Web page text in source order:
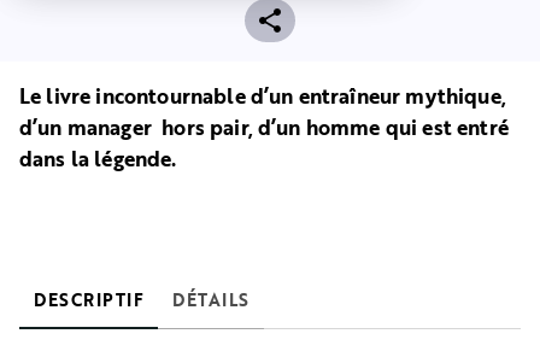
Le livre incontournable d’un entraîneur mythique,
d’un manager hors pair, d’un homme qui est entré
dans la légende.
DESCRIPTIF DÉTAILS